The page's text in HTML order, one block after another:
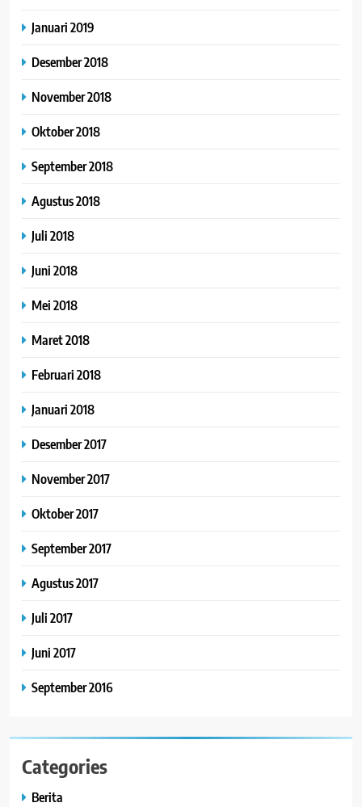
Januari 2019
Desember 2018
November 2018
Oktober 2018
September 2018
Agustus 2018
Juli 2018
Juni 2018
Mei 2018
Maret 2018
Februari 2018
Januari 2018
Desember 2017
November 2017
Oktober 2017
September 2017
Agustus 2017
Juli 2017
Juni 2017
September 2016
Categories
Berita